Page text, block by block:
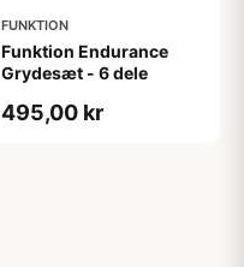
FUNKTION
Funktion Endurance
Grydesæt - 6 dele
495,00 kr